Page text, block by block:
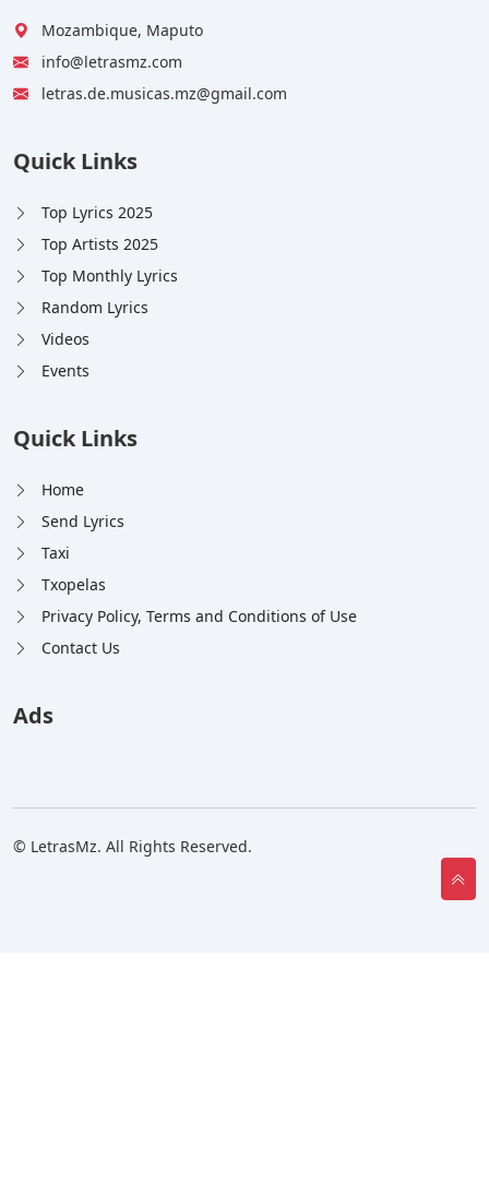
Mozambique, Maputo
info@letrasmz.com
letras.de.musicas.mz@gmail.com
Quick Links
Top Lyrics 2025
Top Artists 2025
Top Monthly Lyrics
Random Lyrics
Videos
Events
Quick Links
Home
Send Lyrics
Taxi
Txopelas
Privacy Policy, Terms and Conditions of Use
Contact Us
Ads
© LetrasMz. All Rights Reserved.